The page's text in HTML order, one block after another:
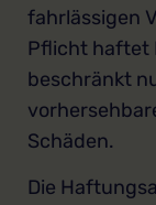
fahrlässigen
Pflicht haftet
beschränkt
Schäden.
Die